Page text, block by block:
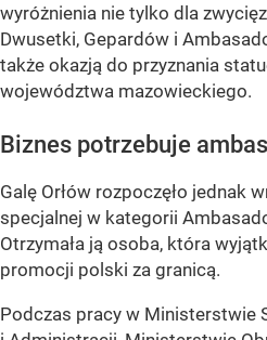
wyróżnienia nie tylko dla
Dwusetki, Gepardów i
także okazją do przyznania
województwa mazowieckiego.
Biznes potrzebuje
Galę Orłów rozpoczęło jednak
specjalnej w kategorii
Otrzymała ją osoba, która
promocji polski za granicą.
Podczas pracy w Ministerstwie